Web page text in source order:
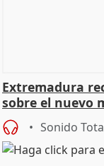
Extremadura
sobre el nuevo
Sonido